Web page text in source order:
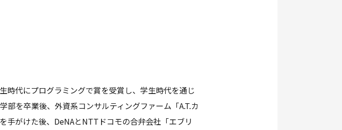
時代にプログラミングで賞を受賞し、学生時代を通じ
を卒業後、外資系コンサルティングファーム「A.T.カ
手がけた後、DeNAとNTTドコモの合弁会社「エブリ